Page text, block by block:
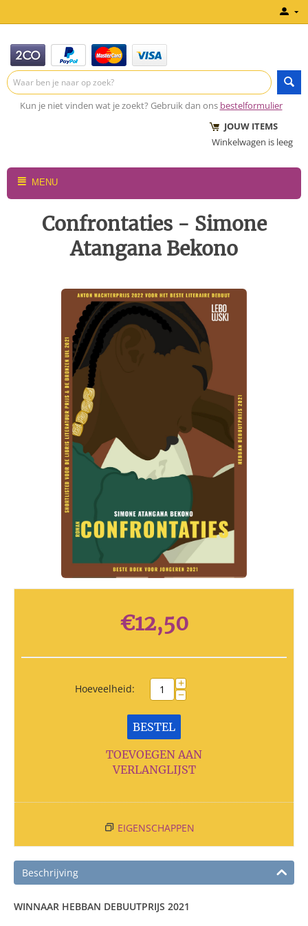
Kun je niet vinden wat je zoekt? Gebruik dan ons bestelformulier
JOUW ITEMS
Winkelwagen is leeg
MENU
Confrontaties - Simone
Atangana Bekono
€12,50
Hoeveelheid: +
−
BESTEL
TOEVOEGEN AAN
VERLANGLIJST
EIGENSCHAPPEN
Beschrijving
WINNAAR HEBBAN DEBUUTPRIJS 2021